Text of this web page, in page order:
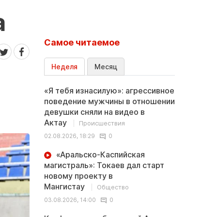
Самое читаемое
Неделя Месяц
«Я тебя изнасилую»: агрессивное
поведение мужчины в отношении
девушки сняли на видео в
Актау
Происшествия
02.08.2026, 18:29
0
«Аральско-Каспийская
магистраль»: Токаев дал старт
новому проекту в
Мангистау
Общество
03.08.2026, 14:00
0